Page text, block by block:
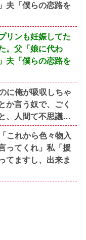
夫「僕らの恋路を
リンも妊娠してた
。父「娘に代わ
夫「僕らの恋路を
に俺が吸収しちゃ
か言う奴で、ごく
、人間て不思議…
これから色々物入
ってくれ」私「援
てますし、出来ま